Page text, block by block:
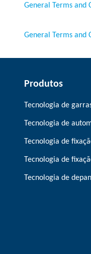
General Terms and
General Terms and
Produtos
Tecnologia de
Tecnologia de
Tecnologia de
Tecnologia de
Tecnologia de